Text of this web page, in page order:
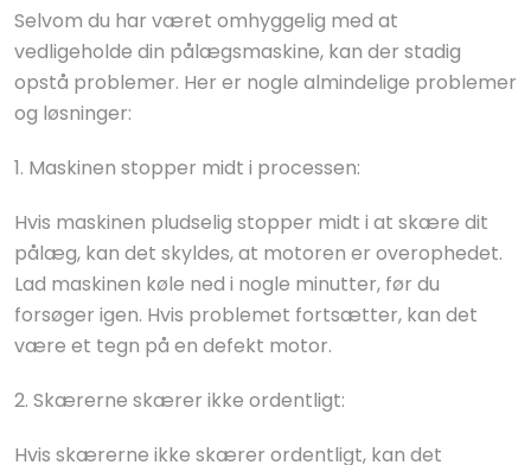
Selvom du har været omhyggelig med at
vedligeholde din pålægsmaskine, kan der stadig
opstå problemer. Her er nogle almindelige problemer
og løsninger:
1. Maskinen stopper midt i processen:
Hvis maskinen pludselig stopper midt i at skære dit
pålæg, kan det skyldes, at motoren er overophedet.
Lad maskinen køle ned i nogle minutter, før du
forsøger igen. Hvis problemet fortsætter, kan det
være et tegn på en defekt motor.
2. Skærerne skærer ikke ordentligt:
Hvis skærerne ikke skærer ordentligt, kan det